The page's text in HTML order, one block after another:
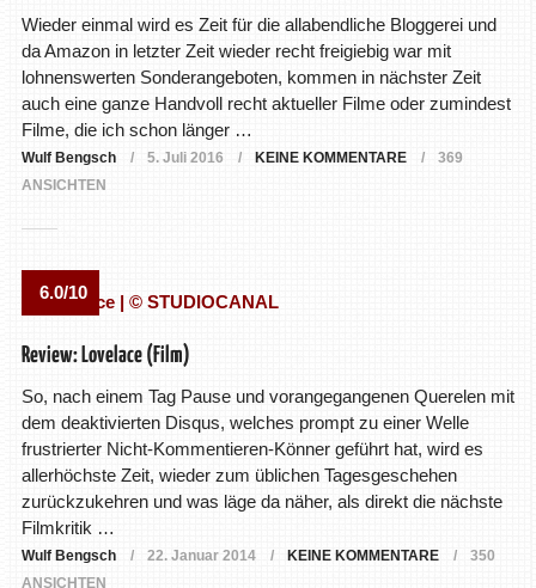
Wieder einmal wird es Zeit für die allabendliche Bloggerei und
da Amazon in letzter Zeit wieder recht freigiebig war mit
lohnenswerten Sonderangeboten, kommen in nächster Zeit
auch eine ganze Handvoll recht aktueller Filme oder zumindest
Filme, die ich schon länger …
Wulf Bengsch 5. Juli 2016 KEINE KOMMENTARE
369
ANSICHTEN
6.0/10
Review: Lovelace (Film)
So, nach einem Tag Pause und vorangegangenen Querelen mit
dem deaktivierten Disqus, welches prompt zu einer Welle
frustrierter Nicht-Kommentieren-Könner geführt hat, wird es
allerhöchste Zeit, wieder zum üblichen Tagesgeschehen
zurückzukehren und was läge da näher, als direkt die nächste
Filmkritik …
Wulf Bengsch 22. Januar 2014 KEINE KOMMENTARE
350
ANSICHTEN